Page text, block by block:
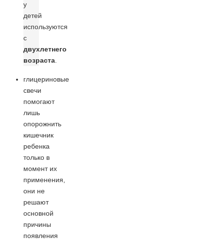
у
детей
используются
с
двухлетнего
возраста.
глицериновые
свечи
помогают
лишь
опорожнить
кишечник
ребенка
только в
момент их
применения,
они не
решают
основной
причины
появления